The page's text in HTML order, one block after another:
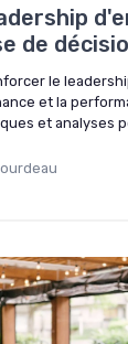
de
le
et la
et analyses